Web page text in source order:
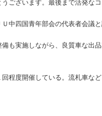
ざいます。最後まで活発な
中四国青年部会の代表者会議と
も実施しながら、良質車な
度開催している。流札車な